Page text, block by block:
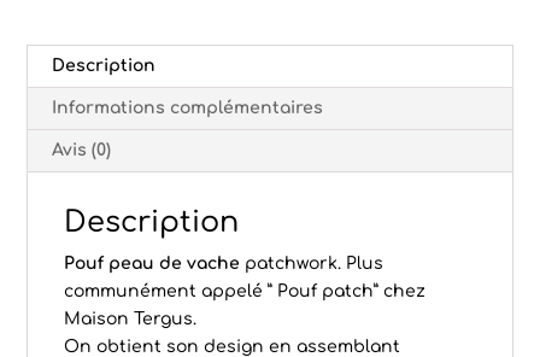
Description
Informations complémentaires
Avis (0)
Description
Pouf peau de vache patchwork. Plus
communément appelé ” Pouf patch” chez
Maison Tergus.
On obtient son design en assemblant